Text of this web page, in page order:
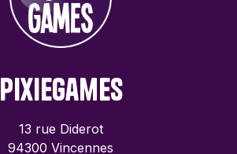
PixieGames
13 rue Diderot
94300 Vincennes